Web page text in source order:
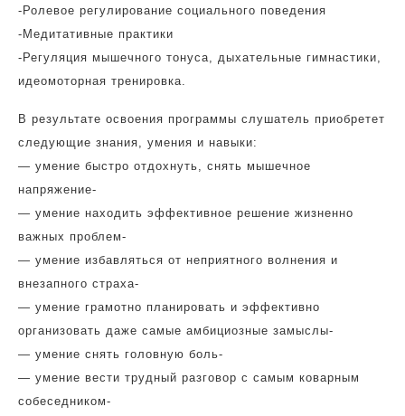
-Ролевое регулирование социального поведения
-Медитативные практики
-Регуляция мышечного тонуса, дыхательные гимнастики,
идеомоторная тренировка.
В результате освоения программы слушатель приобретет
следующие знания, умения и навыки:
— умение быстро отдохнуть, снять мышечное
напряжение-
— умение находить эффективное решение жизненно
важных проблем-
— умение избавляться от неприятного волнения и
внезапного страха-
— умение грамотно планировать и эффективно
организовать даже самые амбициозные замыслы-
— умение снять головную боль-
— умение вести трудный разговор с самым коварным
собеседником-